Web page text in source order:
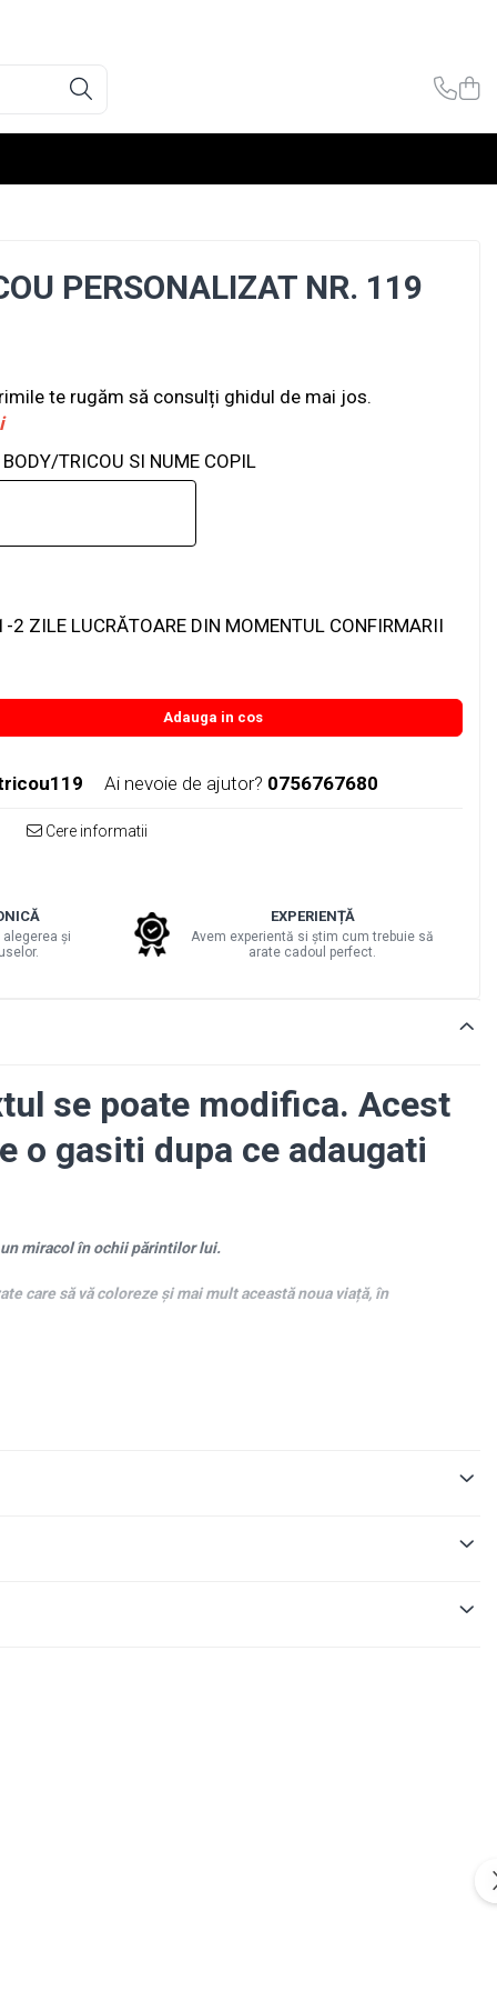
PERSONALIZAT NR. 119
te rugăm să consulți ghidul de mai jos.
TRICOU SI NUME COPIL
2 ZILE LUCRĂTOARE DIN MOMENTUL CONFIRMARII
Adauga in cos
Ai nevoie de ajutor? 0756767680
Cere informatii
și
EXPERIENȚĂ
Avem experientă si știm cum trebuie să
arate cadoul perfect.
se poate modifica. Acest
o gasiti dupa ce adaugati
miracol în ochii părintilor lui.
să vă coloreze și mai mult această noua viață, în